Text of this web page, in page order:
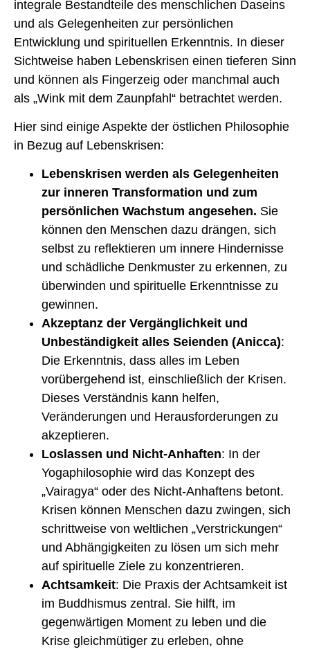
integrale Bestandteile des menschlichen Daseins
und als Gelegenheiten zur persönlichen
Entwicklung und spirituellen Erkenntnis. In dieser
Sichtweise haben Lebenskrisen einen tieferen Sinn
und können als Fingerzeig oder manchmal auch
als „Wink mit dem Zaunpfahl“ betrachtet werden.
Hier sind einige Aspekte der östlichen Philosophie
in Bezug auf Lebenskrisen:
Lebenskrisen werden als Gelegenheiten
zur inneren Transformation und zum
persönlichen Wachstum angesehen. Sie
können den Menschen dazu drängen, sich
selbst zu reflektieren um innere Hindernisse
und schädliche Denkmuster zu erkennen, zu
überwinden und spirituelle Erkenntnisse zu
gewinnen.
Akzeptanz der Vergänglichkeit und
Unbeständigkeit alles Seienden (Anicca):
Die Erkenntnis, dass alles im Leben
vorübergehend ist, einschließlich der Krisen.
Dieses Verständnis kann helfen,
Veränderungen und Herausforderungen zu
akzeptieren.
Loslassen und Nicht-Anhaften: In der
Yogaphilosophie wird das Konzept des
„Vairagya“ oder des Nicht-Anhaftens betont.
Krisen können Menschen dazu zwingen, sich
schrittweise von weltlichen „Verstrickungen“
und Abhängigkeiten zu lösen um sich mehr
auf spirituelle Ziele zu konzentrieren.
Achtsamkeit: Die Praxis der Achtsamkeit ist
im Buddhismus zentral. Sie hilft, im
gegenwärtigen Moment zu leben und die
Krise gleichmütiger zu erleben, ohne